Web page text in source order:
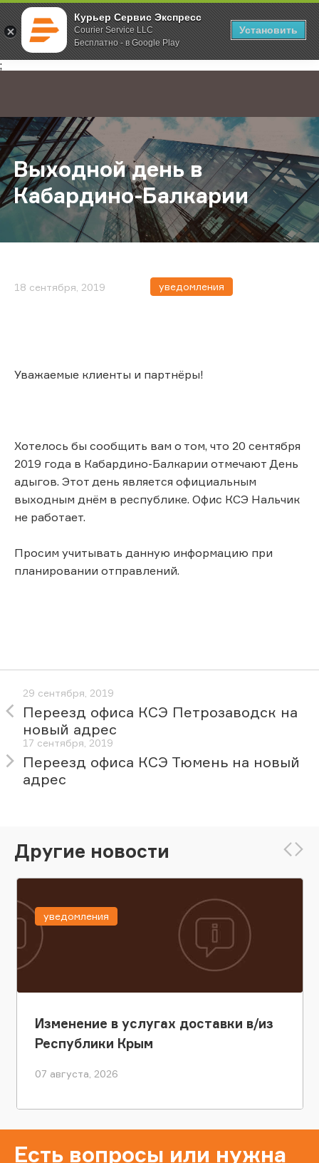
Курьер Сервис Экспресс
Courier Service LLC
Бесплатно - в Google Play
Установить
;
Главная О компании Новости Выходной день в Кабардино-
Выходной день в
Кабардино-Балкарии
18 сентября, 2019 уведомления
Уважаемые клиенты и партнёры!
Хотелось бы сообщить вам о том, что 20 сентября
2019 года в Кабардино-Балкарии отмечают День
адыгов. Этот день является официальным
выходным днём в республике. Офис КСЭ Нальчик
не работает.
Просим учитывать данную информацию при
планировании отправлений.
29 сентября, 2019
Переезд офиса КСЭ Петрозаводск на
новый адрес
17 сентября, 2019
Переезд офиса КСЭ Тюмень на новый
адрес
Другие новости
Изменение в услугах доставки в/из
Республики Крым
07 августа, 2026
уведомления
Есть вопросы или нужна